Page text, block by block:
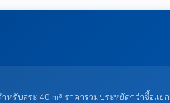
หรับสระ 40 m³ ราคารวมประหยัดกว่าซื้อแยก